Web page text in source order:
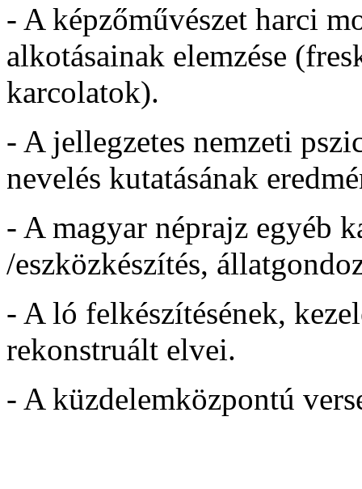
- A képzőművészet harci
alkotásainak elemzése
karcolatok).
- A jellegzetes nemzeti
nevelés kutatásának
- A magyar néprajz egyéb
/eszközkészítés,
- A ló felkészítésének,
rekonstruált elvei.
- A küzdelemközpontú